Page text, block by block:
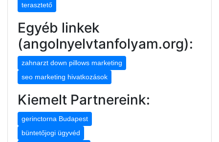
terasztető
Egyéb linkek
(angolnyelvtanfolyam.org):
zahnarzt down pillows marketing
seo marketing hivatkozások
Kiemelt Partnereink:
gerinctorna Budapest
büntetőjogi ügyvéd